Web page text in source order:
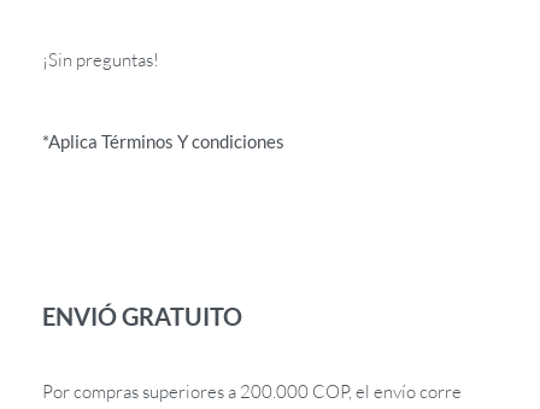
¡Sin preguntas!
*Aplica Términos Y condiciones
ENVIÓ GRATUITO
Por compras superiores a 200.000 COP, el envío corre